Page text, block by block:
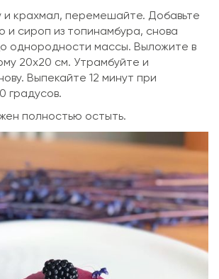
и крахмал, перемешайте. Добавьте
и сироп из топинамбура, снова
однородности массы. Выложите в
20х20 см. Утрамбуйте и
Выпекайте 12 минут при
градусов.
полностью остыть.